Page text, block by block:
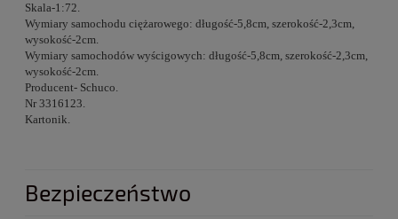
Skala-1:72.
Wymiary samochodu ciężarowego: długość-5,8cm, szerokość-2,3cm,
wysokość-2cm.
Wymiary samochodów wyścigowych: długość-5,8cm, szerokość-2,3cm,
wysokość-2cm.
Producent- Schuco.
Nr 3316123.
Kartonik.
Bezpieczeństwo